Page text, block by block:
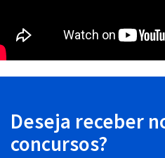
Deseja receber
concursos?